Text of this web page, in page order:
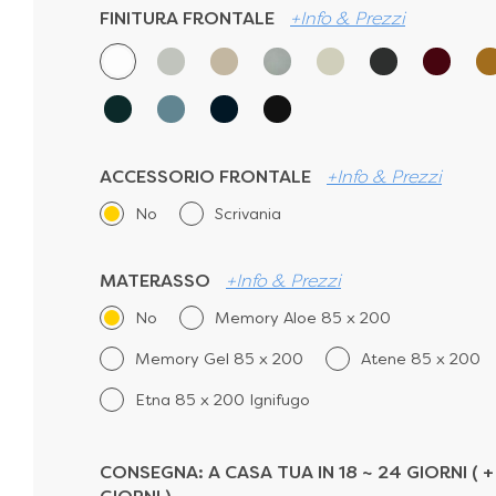
FINITURA FRONTALE +Info & Prezzi
ACCESSORIO FRONTALE +Info & Prezzi
No Scrivania
MATERASSO +Info & Prezzi
No Memory Aloe 85 x 200
Memory Gel 85 x 200 Atene 85 x 200
Etna 85 x 200 Ignifugo
CONSEGNA: A CASA TUA IN 18 ~ 24 GIORNI ( +